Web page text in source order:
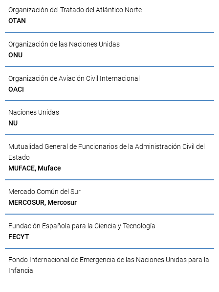
Organización del Tratado del Atlántico Norte
OTAN
Organización de las Naciones Unidas
ONU
Organización de Aviación Civil Internacional
OACI
Naciones Unidas
NU
Mutualidad General de Funcionarios de la Administración Civil del
Estado
MUFACE, Muface
Mercado Común del Sur
MERCOSUR, Mercosur
Fundación Española para la Ciencia y Tecnología
FECYT
Fondo Internacional de Emergencia de las Naciones Unidas para la
Infancia